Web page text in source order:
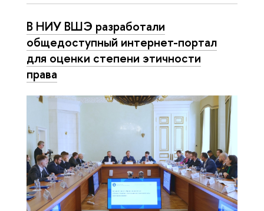
В НИУ ВШЭ разработали
общедоступный интернет-портал
для оценки степени этичности
права